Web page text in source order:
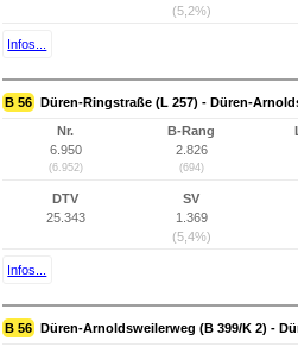
(5,2%)
Infos...
B 56 Düren-Ringstraße (L 257) - Düren-
Nr.
6.950
(6.952)
B-Rang
2.826
(694)
DTV
25.343
SV
1.369
(5,4%)
Infos...
B 56 Düren-Arnoldsweilerweg (B 399/K 2) -